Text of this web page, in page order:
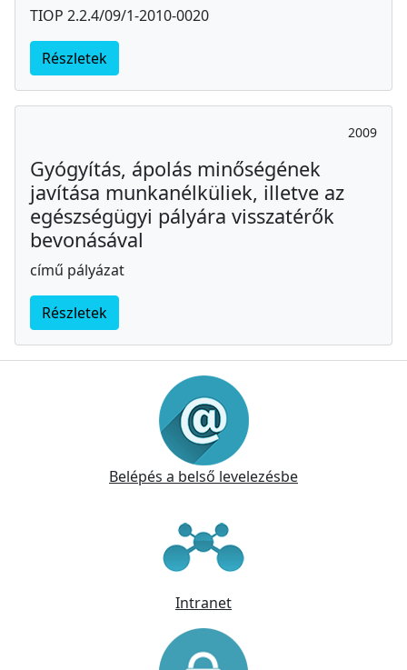
TIOP 2.2.4/09/1-2010-0020
Részletek
2009
Gyógyítás, ápolás minőségének
javítása munkanélküliek, illetve az
egészségügyi pályára visszatérők
bevonásával
című pályázat
Részletek
Belépés a belső levelezésbe
Intranet